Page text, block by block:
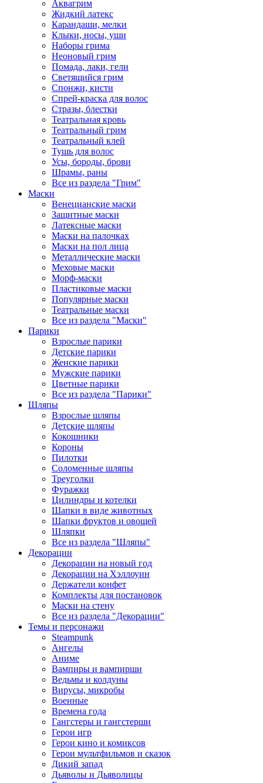
Аквагрим
Жидкий латекс
Карандаши, мелки
Клыки, носы, уши
Наборы грима
Неоновый грим
Помада, лаки, гели
Светящийся грим
Спонжи, кисти
Спрей-краска для волос
Стразы, блестки
Театральная кровь
Театральный грим
Театральный клей
Тушь для волос
Усы, бороды, брови
Шрамы, раны
Все из раздела "Грим"
Маски
Венецианские маски
Защитные маски
Латексные маски
Маски на палочках
Маски на пол лица
Металлические маски
Меховые маски
Морф-маски
Пластиковые маски
Популярные маски
Театральные маски
Все из раздела "Маски"
Парики
Взрослые парики
Детские парики
Женские парики
Мужские парики
Цветные парики
Все из раздела "Парики"
Шляпы
Взрослые шляпы
Детские шляпы
Кокошники
Короны
Пилотки
Соломенные шляпы
Треуголки
Фуражки
Цилиндры и котелки
Шапки в виде животных
Шапки фруктов и овощей
Шляпки
Все из раздела "Шляпы"
Декорации
Декорации на новый год
Декорации на Хэллоуин
Держатели конфет
Комплекты для постановок
Маски на стену
Все из раздела "Декорации"
Темы и персонажи
Steampunk
Ангелы
Аниме
Вампиры и вампирши
Ведьмы и колдуны
Вирусы, микробы
Военные
Времена года
Гангстеры и гангстерши
Герои игр
Герои кино и комиксов
Герои мультфильмов и сказок
Дикий запад
Дьяволы и Дьяволицы